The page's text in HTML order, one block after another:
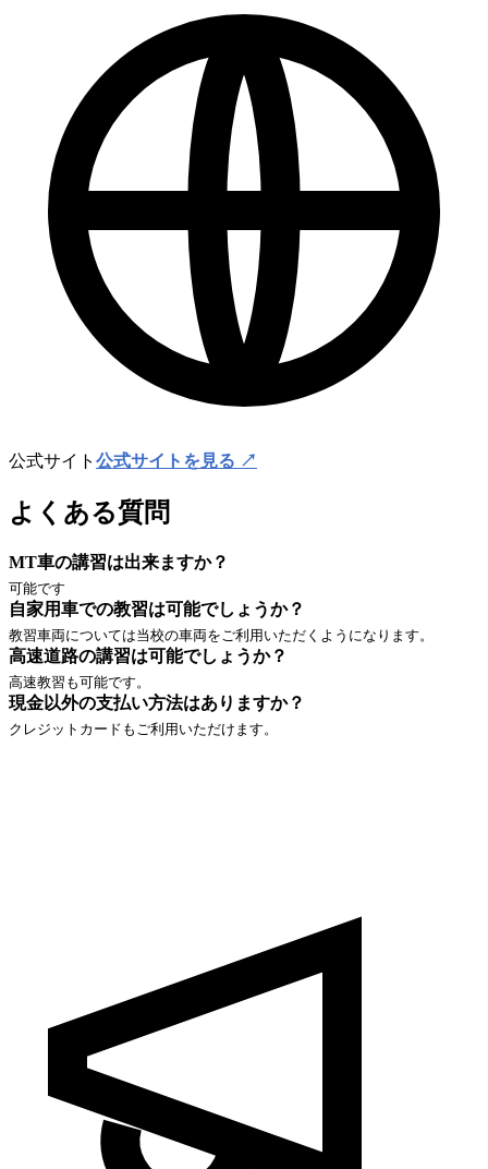
公式サイト 公式サイトを見る ↗
よくある質問
MT車の講習は出来ますか？
可能です
自家用車での教習は可能でしょうか？
教習車両については当校の車両をご利用いただくようになります。
高速道路の講習は可能でしょうか？
高速教習も可能です。
現金以外の支払い方法はありますか？
クレジットカードもご利用いただけます。